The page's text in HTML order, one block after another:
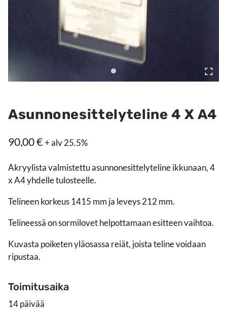
Asunnonesittelyteline 4 X A4
90,00€+ alv 25.5%
Akryylista valmistettu asunnonesittelyteline ikkunaan, 4
x A4 yhdelle tulosteelle.
Telineen korkeus 1415 mm ja leveys 212 mm.
Telineessä on sormilovet helpottamaan esitteen vaihtoa.
Kuvasta poiketen yläosassa reiät, joista teline voidaan
ripustaa.
Toimitusaika
14 päivää